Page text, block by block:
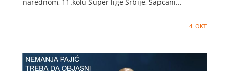
narednom, 11.kolu Super lige Srbije, Šapčani...
4. OKT